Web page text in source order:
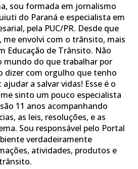
sou formada em jornalismo
do Paraná e especialista em
pela PUC/PR. Desde que
me envolvi com o trânsito, mais
Educação de Trânsito. Não
mundo do que trabalhar por
dizer com orgulho que tenho
a salvar vidas! Esse é o
sinto um pouco especialista
11 anos acompanhando
as leis, resoluções, e as
Sou responsável pelo Portal
verdadeiramente
atividades, produtos e